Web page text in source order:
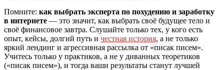
Помните: как выбрать эксперта по похудению и заработку
в интернете — это значит, как выбрать своё будущее тело и
своё финансовое завтра. Слушайте только тех, у кого есть
опыт, кейсы, долгий путь и честная история, а не только
яркий лендинг и агрессивная рассылка от «писак писем».
Учитесь только у практиков, а не у диванных теоретиков
(«писак писем»), и тогда ваши результаты станут лучшей